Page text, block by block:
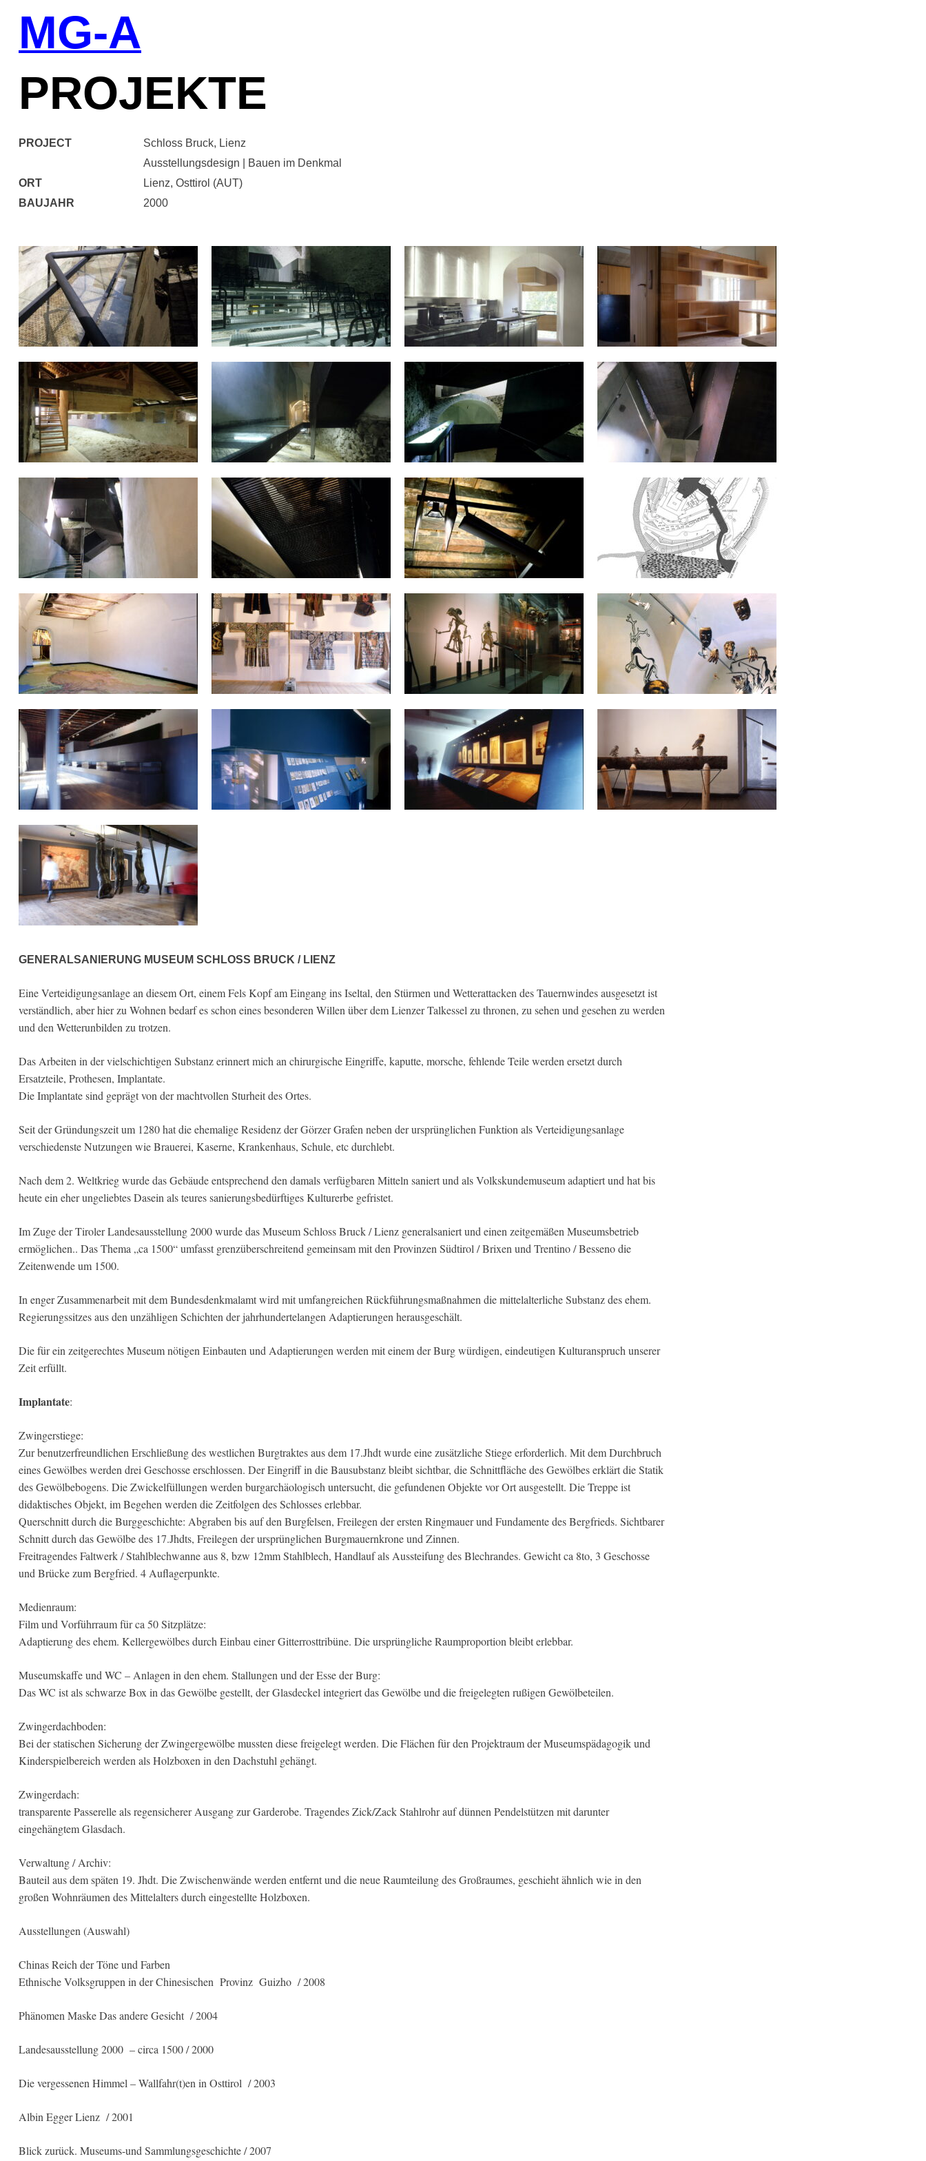
content
MG-A
PROJEKTE
PROJECT
Schloss Bruck, Lienz
Ausstellungsdesign
Bauen im Denkmal
ORT
Lienz, Osttirol (AUT)
BAUJAHR
2000
GENERALSANIERUNG MUSEUM SCHLOSS BRUCK / LIENZ
Eine Verteidigungsanlage an diesem Ort, einem Fels Kopf am Eingang ins Iseltal, den Stürmen und Wetterattacken des Tauernwindes ausgesetzt ist
verständlich, aber hier zu Wohnen bedarf es schon eines besonderen Willen über dem Lienzer Talkessel zu thronen, zu sehen und gesehen zu werden
und den Wetterunbilden zu trotzen.
Das Arbeiten in der vielschichtigen Substanz erinnert mich an chirurgische Eingriffe, kaputte, morsche, fehlende Teile werden ersetzt durch
Ersatzteile, Prothesen, Implantate.
Die Implantate sind geprägt von der machtvollen Sturheit des Ortes.
Seit der Gründungszeit um 1280 hat die ehemalige Residenz der Görzer Grafen neben der ursprünglichen Funktion als Verteidigungsanlage
verschiedenste Nutzungen wie Brauerei, Kaserne, Krankenhaus, Schule, etc durchlebt.
Nach dem 2. Weltkrieg wurde das Gebäude entsprechend den damals verfügbaren Mitteln saniert und als Volkskundemuseum adaptiert und hat bis
heute ein eher ungeliebtes Dasein als teures sanierungsbedürftiges Kulturerbe gefristet.
Im Zuge der Tiroler Landesausstellung 2000 wurde das Museum Schloss Bruck / Lienz generalsaniert und einen zeitgemäßen Museumsbetrieb
ermöglichen.. Das Thema „ca 1500“ umfasst grenzüberschreitend gemeinsam mit den Provinzen Südtirol / Brixen und Trentino / Besseno die
Zeitenwende um 1500.
In enger Zusammenarbeit mit dem Bundesdenkmalamt wird mit umfangreichen Rückführungsmaßnahmen die mittelalterliche Substanz des ehem.
Regierungssitzes aus den unzähligen Schichten der jahrhundertelangen Adaptierungen herausgeschält.
Die für ein zeitgerechtes Museum nötigen Einbauten und Adaptierungen werden mit einem der Burg würdigen, eindeutigen Kulturanspruch unserer
Zeit erfüllt.
Implantate:
Zwingerstiege:
Zur benutzerfreundlichen Erschließung des westlichen Burgtraktes aus dem 17.Jhdt wurde eine zusätzliche Stiege erforderlich. Mit dem Durchbruch
eines Gewölbes werden drei Geschosse erschlossen. Der Eingriff in die Bausubstanz bleibt sichtbar, die Schnittfläche des Gewölbes erklärt die Statik
des Gewölbebogens. Die Zwickelfüllungen werden burgarchäologisch untersucht, die gefundenen Objekte vor Ort ausgestellt. Die Treppe ist
didaktisches Objekt, im Begehen werden die Zeitfolgen des Schlosses erlebbar.
Querschnitt durch die Burggeschichte: Abgraben bis auf den Burgfelsen, Freilegen der ersten Ringmauer und Fundamente des Bergfrieds. Sichtbarer
Schnitt durch das Gewölbe des 17.Jhdts, Freilegen der ursprünglichen Burgmauernkrone und Zinnen.
Freitragendes Faltwerk / Stahlblechwanne aus 8, bzw 12mm Stahlblech, Handlauf als Aussteifung des Blechrandes. Gewicht ca 8to, 3 Geschosse
und Brücke zum Bergfried. 4 Auflagerpunkte.
Medienraum:
Film und Vorführraum für ca 50 Sitzplätze:
Adaptierung des ehem. Kellergewölbes durch Einbau einer Gitterrosttribüne. Die ursprüngliche Raumproportion bleibt erlebbar.
Museumskaffe und WC – Anlagen in den ehem. Stallungen und der Esse der Burg:
Das WC ist als schwarze Box in das Gewölbe gestellt, der Glasdeckel integriert das Gewölbe und die freigelegten rußigen Gewölbeteilen.
Zwingerdachboden:
Bei der statischen Sicherung der Zwingergewölbe mussten diese freigelegt werden. Die Flächen für den Projektraum der Museumspädagogik und
Kinderspielbereich werden als Holzboxen in den Dachstuhl gehängt.
Zwingerdach:
transparente Passerelle als regensicherer Ausgang zur Garderobe. Tragendes Zick/Zack Stahlrohr auf dünnen Pendelstützen mit darunter
eingehängtem Glasdach.
Verwaltung / Archiv:
Bauteil aus dem späten 19. Jhdt. Die Zwischenwände werden entfernt und die neue Raumteilung des Großraumes, geschieht ähnlich wie in den
großen Wohnräumen des Mittelalters durch eingestellte Holzboxen.
Ausstellungen (Auswahl)
Chinas Reich der Töne und Farben
Ethnische Volksgruppen in der Chinesischen Provinz Guizho / 2008
Phänomen Maske Das andere Gesicht / 2004
Landesausstellung 2000 – circa 1500 / 2000
Die vergessenen Himmel – Wallfahr(t)en in Osttirol / 2003
Albin Egger Lienz / 2001
Blick zurück. Museums-und Sammlungsgeschichte / 2007